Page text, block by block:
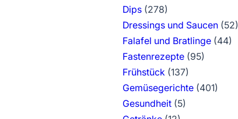
Dips(278)
Dressings und Saucen(52)
Falafel und Bratlinge(44)
Fastenrezepte(95)
Frühstück (137)
Gemüsegerichte(401)
Gesundheit(5)